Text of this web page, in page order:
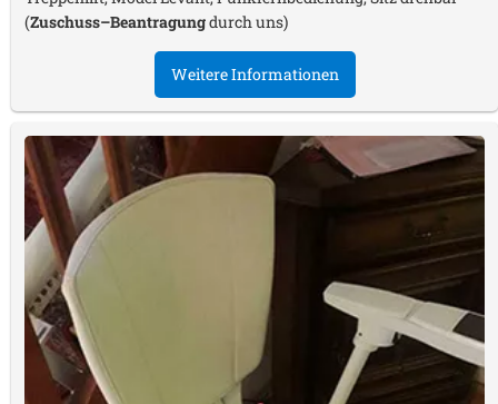
(Zuschuss–Beantragungdurch uns)
Weitere Informationen